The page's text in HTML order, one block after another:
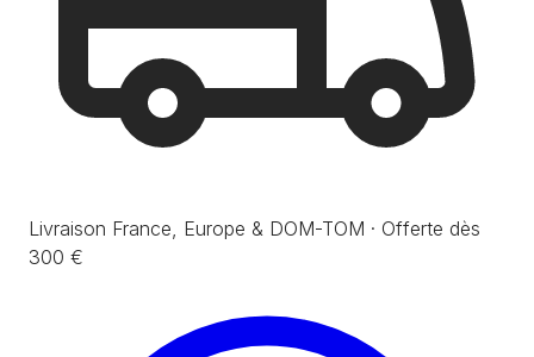
Livraison France, Europe & DOM-TOM · Offerte dès
300 €